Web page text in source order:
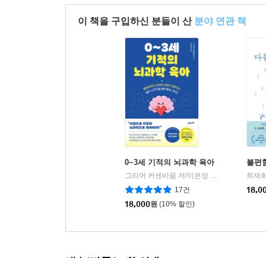
이 책을 구입하신 분들이 산 분야 연관 책
0~3세 기적의 뇌과학 육아
그리어 커센바움 저/이은정 역
21세기북스
17건
18,000원 (10% 할인)
불편
최재